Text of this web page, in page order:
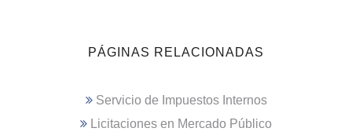
PÁGINAS RELACIONADAS
Servicio de Impuestos Internos
Licitaciones en Mercado Público